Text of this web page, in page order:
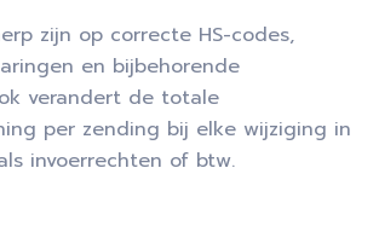
zijn op correcte HS-codes,
en bijbehorende
verandert de totale
per zending bij elke wijziging in
invoerrechten of btw.